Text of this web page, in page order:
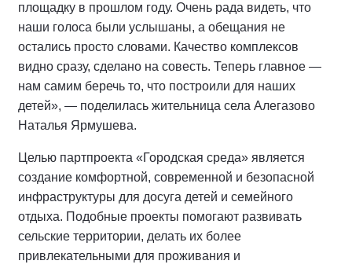
площадку в прошлом году. Очень рада видеть, что
наши голоса были услышаны, а обещания не
остались просто словами. Качество комплексов
видно сразу, сделано на совесть. Теперь главное —
нам самим беречь то, что построили для наших
детей», — поделилась жительница села Алегазово
Наталья Ярмушева.
Целью партпроекта «Городская среда» является
создание комфортной, современной и безопасной
инфраструктуры для досуга детей и семейного
отдыха. Подобные проекты помогают развивать
сельские территории, делать их более
привлекательными для проживания и